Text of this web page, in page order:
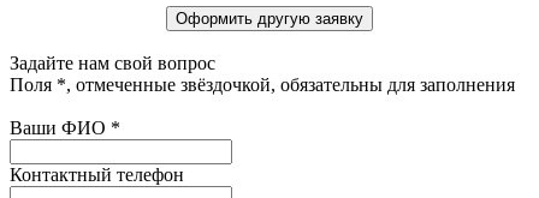
Задайте нам свой вопрос
Поля *, отмеченные звёздочкой, обязательны для заполнения
Ваши ФИО *
Контактный телефон